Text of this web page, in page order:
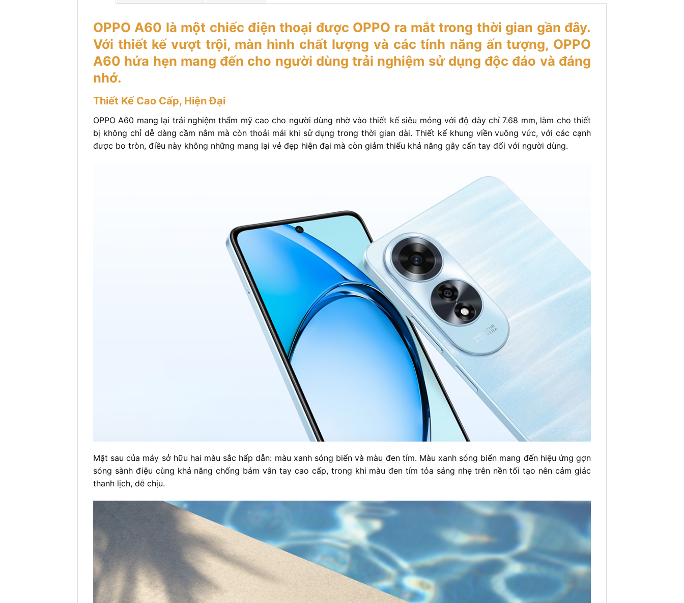
OPPO A60 là một chiếc điện thoại được OPPO ra mắt trong thời gian gần đây.
Với thiết kế vượt trội, màn hình chất lượng và các tính năng ấn tượng, OPPO
A60 hứa hẹn mang đến cho người dùng trải nghiệm sử dụng độc đáo và đáng
nhớ.
Thiết Kế Cao Cấp, Hiện Đại
OPPO A60 mang lại trải nghiệm thẩm mỹ cao cho người dùng nhờ vào thiết kế siêu mỏng với độ dày chỉ 7.68 mm, làm cho thiết
bị không chỉ dễ dàng cầm nắm mà còn thoải mái khi sử dụng trong thời gian dài. Thiết kế khung viền vuông vức, với các cạnh
được bo tròn, điều này không những mang lại vẻ đẹp hiện đại mà còn giảm thiểu khả năng gây cấn tay đối với người dùng.
Mặt sau của máy sở hữu hai màu sắc hấp dẫn: màu xanh sóng biển và màu đen tím. Màu xanh sóng biển mang đến hiệu ứng gợn
sóng sành điệu cùng khả năng chống bám vân tay cao cấp, trong khi màu đen tím tỏa sáng nhẹ trên nền tối tạo nên cảm giác
thanh lịch, dễ chịu.